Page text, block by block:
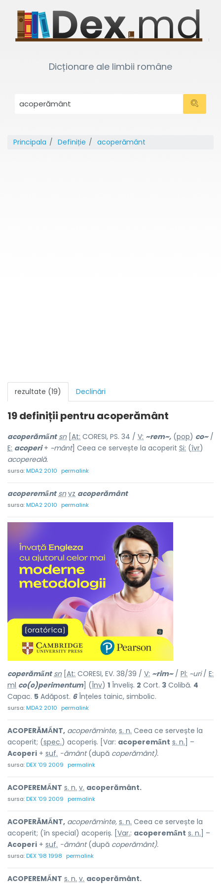
Dicționare ale limbii române
Principala Definiție acoperământ
rezultate (19) Declinări
19 definiții pentru acoperământ
acoperămấnt sn[ At: CORESI, PS. 34 / V: ~rem~, (pop) co~/
E: acoperi+ ~mânt] Ceea ce servește la acoperit Si: (îvr)
acopereală.
sursa:MDA2 2010 permalink
acoperemấnt sn vz acoperământ
sursa:MDA2 2010 permalink
coperămấnt sn[ At: CORESI, EV. 38/39 / V: ~rim~/ Pl: ~uri/ E:
ml co(o)perimentum] (Înv) 1 Înveliș. 2 Cort. 3 Colibă. 4
Capac. 5 Adăpost. 6Înțeles tainic, simbolic.
sursa:MDA2 2010 permalink
ACOPERĂMẤNT, acoperăminte, s. n. Ceea ce servește la
acoperit; (spec.) acoperiș. [Var: acoperemấnt s. n. ] –
Acoperi + suf. -ământ(după coperământ).
sursa:DEX '09 2009 permalink
ACOPEREMẤNT s. n. v. acoperământ.
sursa:DEX '09 2009 permalink
ACOPERĂMẤNT, acoperăminte, s. n. Ceea ce servește la
acoperit; (în special) acoperiș. [ Var.: acoperemấnt s. n. ] –
Acoperi + suf. -ământ(după coperământ).
sursa:DEX '98 1998 permalink
ACOPEREMẤNT s. n. v. acoperământ.